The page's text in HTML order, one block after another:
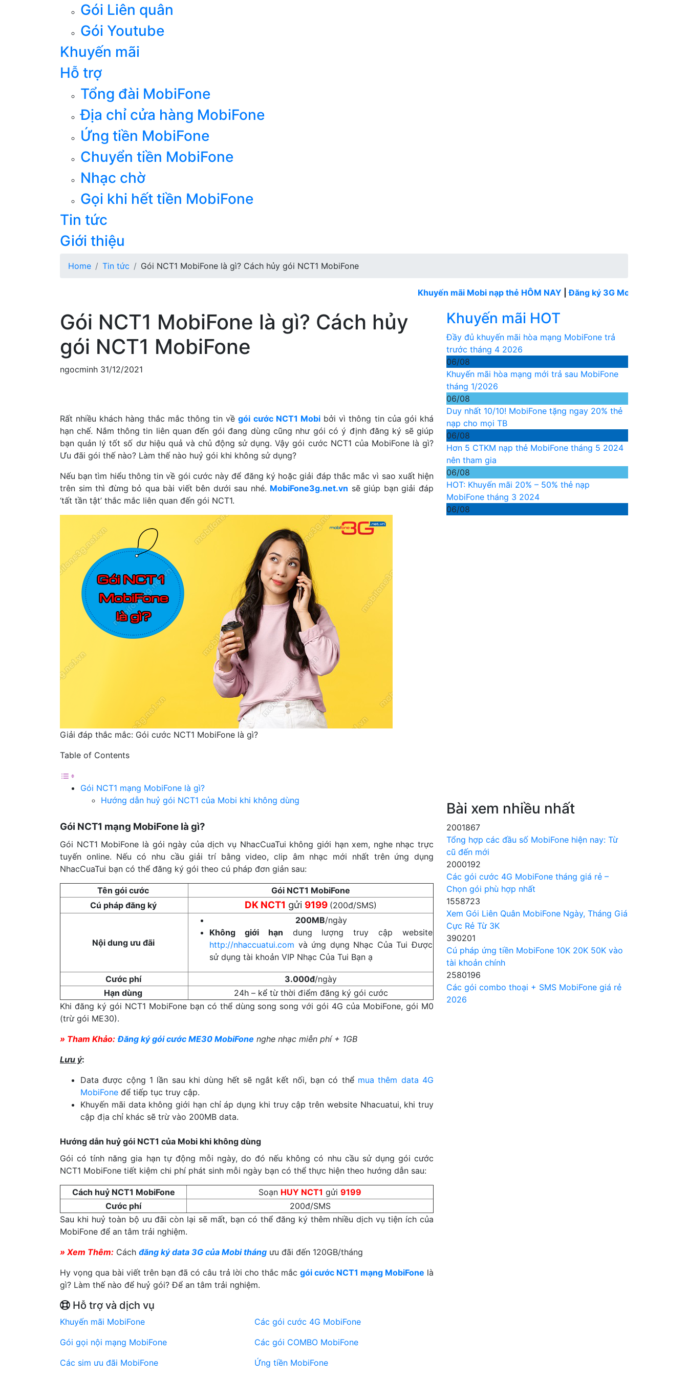
Gói Liên quân
Gói Youtube
Khuyến mãi
Hỗ trợ
Tổng đài MobiFone
Địa chỉ cửa hàng MobiFone
Ứng tiền MobiFone
Chuyển tiền MobiFone
Nhạc chờ
Gọi khi hết tiền MobiFone
Tin tức
Giới thiệu
Home Tin tức Gói NCT1 MobiFone là gì? Cách hủy gói NCT1 MobiFone
Khuyến mãi Mobi nạp thẻ HÔM NAY|Đăng ký 3G MobiFone tháng
Gói NCT1 MobiFone là gì? Cách hủy
gói NCT1 MobiFone
ngocminh 31/12/2021
Rất nhiều khách hàng thắc mắc thông tin vềgói cước NCT1 Mobibởi vì thông tin của gói khá
hạn chế. Nắm thông tin liên quan đến gói đang dùng cũng như gói có ý định đăng ký sẽ giúp
bạn quản lý tốt số dư hiệu quả và chủ động sử dụng. Vậy gói cước NCT1 của MobiFone là gì?
Ưu đãi gói thế nào? Làm thế nào huỷ gói khi không sử dụng?
Nếu bạn tìm hiểu thông tin về gói cước này để đăng ký hoặc giải đáp thắc mắc vì sao xuất hiện
trên sim thì đừng bỏ qua bài viết bên dưới sau nhé. MobiFone3g.net.vn sẽ giúp bạn giải đáp
‘tất tần tật’ thắc mắc liên quan đến gói NCT1.
Giải đáp thắc mắc: Gói cước NCT1 MobiFone là gì?
Table of Contents
Gói NCT1 mạng MobiFone là gì?
Hướng dẫn huỷ gói NCT1 của Mobi khi không dùng
Gói NCT1 mạng MobiFone là gì?
Gói NCT1 MobiFone là gói ngày của dịch vụ NhacCuaTui không giới hạn xem, nghe nhạc trực
tuyến online. Nếu có nhu cầu giải trí bằng video, clip âm nhạc mới nhất trên ứng dụng
NhacCuaTui bạn có thể đăng ký gói theo cú pháp đơn giản sau:
Tên gói cước
Gói NCT1 MobiFone
Cú pháp đăng ký
DK NCT1 gửi 9199 (200đ/SMS)
Nội dung ưu đãi
200MB/ngày
Không giới hạn dung lượng truy cập website
http://nhaccuatui.com và ứng dụng Nhạc Của Tui Được
sử dụng tài khoản VIP Nhạc Của Tui Bạn ạ
Cước phí 3.000đ/ngày
Hạn dùng
24h – kể từ thời điểm đăng ký gói cước
Khi đăng ký gói NCT1 MobiFone bạn có thể dùng song song với gói 4G của MobiFone, gói M0
(trừ gói ME30).
» Tham Khảo: Đăng ký gói cước ME30 MobiFone nghe nhạc miễn phí + 1GB
Lưu ý:
Data được cộng 1 lần sau khi dùng hết sẽ ngắt kết nối, bạn có thể mua thêm data 4G
MobiFone để tiếp tục truy cập.
Khuyến mãi data không giới hạn chỉ áp dụng khi truy cập trên website Nhacuatui, khi truy
cập địa chỉ khác sẽ trừ vào 200MB data.
Hướng dẫn huỷ gói NCT1 của Mobi khi không dùng
Gói có tính năng gia hạn tự động mỗi ngày, do đó nếu không có nhu cầu sử dụng gói cước
NCT1 MobiFone tiết kiệm chi phí phát sinh mỗi ngày bạn có thể thực hiện theo hướng dẫn sau:
Cách huỷ NCT1 MobiFone Soạn HUY NCT1 gửi 9199
Cước phí
200đ/SMS
Sau khi huỷ toàn bộ ưu đãi còn lại sẽ mất, bạn có thể đăng ký thêm nhiều dịch vụ tiện ích của
MobiFone để an tâm trải nghiệm.
» Xem Thêm: Cách đăng ký data 3G của Mobi tháng ưu đãi đến 120GB/tháng
Hy vọng qua bài viết trên bạn đã có câu trả lời cho thắc mắc gói cước NCT1 mạng MobiFone là
gì? Làm thế nào để huỷ gói? Để an tâm trải nghiệm.
Hỗ trợ và dịch vụ
Khuyến mãi MobiFone
Các gói cước 4G MobiFone
Gói gọi nội mạng MobiFone
Các gói COMBO MobiFone
Các sim ưu đãi MobiFone
Ứng tiền MobiFone
Khuyến mãi HOT
Đầy đủ khuyến mãi hòa mạng MobiFone trả
trước tháng 4 2026
06/08
Khuyến mãi hòa mạng mới trả sau MobiFone
tháng 1/2026
06/08
Duy nhất 10/10! MobiFone tặng ngay 20% thẻ
nạp cho mọi TB
06/08
Hơn 5 CTKM nạp thẻ MobiFone tháng 5 2024
nên tham gia
06/08
HOT: Khuyến mãi 20% – 50% thẻ nạp
MobiFone tháng 3 2024
06/08
Bài xem nhiều nhất
2001867
Tổng hợp các đầu số MobiFone hiện nay: Từ
cũ đến mới
2000192
Các gói cước 4G MobiFone tháng giá rẻ –
Chọn gói phù hợp nhất
1558723
Xem Gói Liên Quân MobiFone Ngày, Tháng Giá
Cực Rẻ Từ 3K
390201
Cú pháp ứng tiền MobiFone 10K 20K 50K vào
tài khoản chính
2580196
Các gói combo thoại + SMS MobiFone giá rẻ
2026